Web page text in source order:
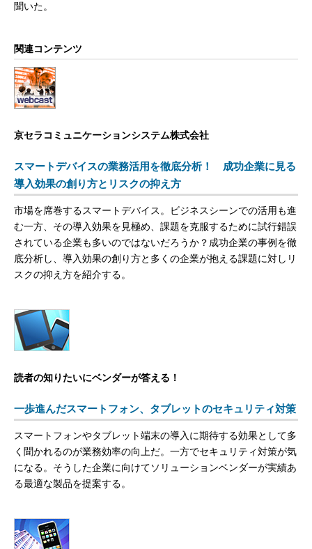
聞いた。
関連コンテンツ
京セラコミュニケーションシステム株式会社
スマートデバイスの業務活用を徹底分析！ 成功企業に見る
導入効果の創り方とリスクの抑え方
市場を席巻するスマートデバイス。ビジネスシーンでの活用も進
む一方、その導入効果を見極め、課題を克服するために試行錯誤
されている企業も多いのではないだろうか？成功企業の事例を徹
底分析し、導入効果の創り方と多くの企業が抱える課題に対しリ
スクの抑え方を紹介する。
読者の知りたいにベンダーが答える！
一歩進んだスマートフォン、タブレットのセキュリティ対策
スマートフォンやタブレット端末の導入に期待する効果として多
く聞かれるのが業務効率の向上だ。一方でセキュリティ対策が気
になる。そうした企業に向けてソリューションベンダーが実績あ
る最適な製品を提案する。